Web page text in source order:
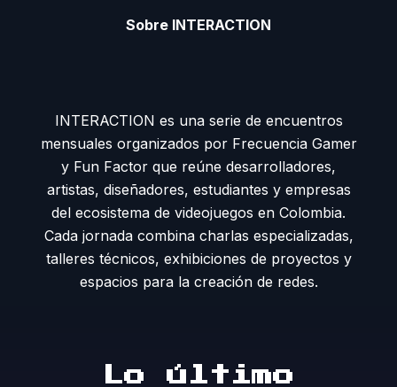
Sobre INTERACTION
INTERACTION es una serie de encuentros
mensuales organizados por Frecuencia Gamer
y Fun Factor que reúne desarrolladores,
artistas, diseñadores, estudiantes y empresas
del ecosistema de videojuegos en Colombia.
Cada jornada combina charlas especializadas,
talleres técnicos, exhibiciones de proyectos y
espacios para la creación de redes.
Lo último